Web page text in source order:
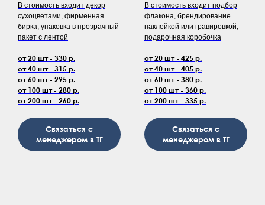
В стоимость входит декор
сухоцветами, фирменная
бирка, упаковка в прозрачный
пакет с лентой
от 20 шт - 330 р.
от 40 шт - 315 р.
от 60 шт - 295 р.
от 100 шт - 280 р.
от 200 шт - 260 р.
Связаться с
менеджером в ТГ
В стоимость входит подбор
флакона, брендирование
наклейкой или гравировкой,
подарочная коробочка
от 20 шт - 425 р.
от 40 шт - 405 р.
от 60 шт - 380 р.
от 100 шт - 360 р.
от 200 шт - 335 р.
Связаться с
менеджером в ТГ